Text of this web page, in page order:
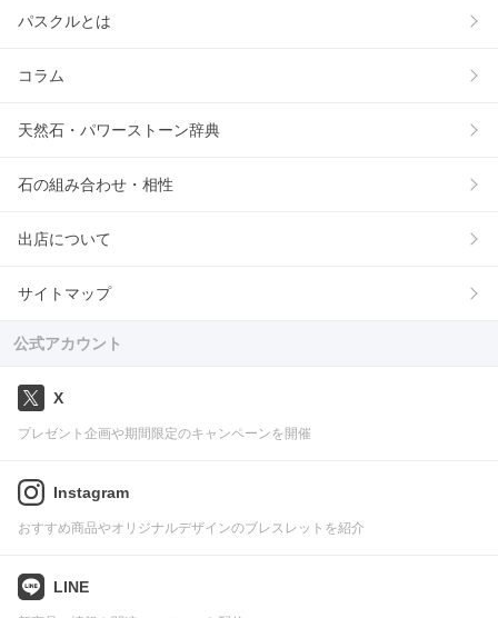
パスクルとは
コラム
天然石・パワーストーン辞典
石の組み合わせ・相性
出店について
サイトマップ
公式アカウント
X
プレゼント企画や期間限定のキャンペーンを開催
Instagram
おすすめ商品やオリジナルデザインのブレスレットを紹介
LINE